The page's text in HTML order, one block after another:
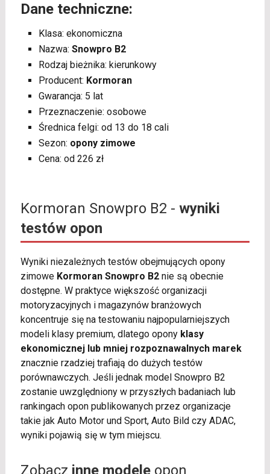
Dane techniczne:
Klasa: ekonomiczna
Nazwa: Snowpro B2
Rodzaj bieżnika: kierunkowy
Producent: Kormoran
Gwarancja: 5 lat
Przeznaczenie: osobowe
Średnica felgi: od 13 do 18 cali
Sezon: opony zimowe
Cena: od 226 zł
Kormoran Snowpro B2 - wyniki
testów opon
Wyniki niezależnych testów obejmujących opony
zimowe Kormoran Snowpro B2nie są obecnie
dostępne. W praktyce większość organizacji
motoryzacyjnych i magazynów branżowych
koncentruje się na testowaniu najpopularniejszych
modeli klasy premium, dlatego opony klasy
ekonomicznej lub mniej rozpoznawalnych marek
znacznie rzadziej trafiają do dużych testów
porównawczych. Jeśli jednak model Snowpro B2
zostanie uwzględniony w przyszłych badaniach lub
rankingach opon publikowanych przez organizacje
takie jak Auto Motor und Sport, Auto Bild czy ADAC,
wyniki pojawią się w tym miejscu.
Zobacz inne modeleopon